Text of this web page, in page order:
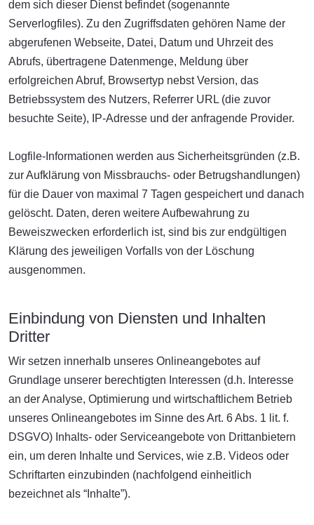
dem sich dieser Dienst befindet (sogenannte
Serverlogfiles). Zu den Zugriffsdaten gehören Name der
abgerufenen Webseite, Datei, Datum und Uhrzeit des
Abrufs, übertragene Datenmenge, Meldung über
erfolgreichen Abruf, Browsertyp nebst Version, das
Betriebssystem des Nutzers, Referrer URL (die zuvor
besuchte Seite), IP-Adresse und der anfragende Provider.
Logfile-Informationen werden aus Sicherheitsgründen (z.B.
zur Aufklärung von Missbrauchs- oder Betrugshandlungen)
für die Dauer von maximal 7 Tagen gespeichert und danach
gelöscht. Daten, deren weitere Aufbewahrung zu
Beweiszwecken erforderlich ist, sind bis zur endgültigen
Klärung des jeweiligen Vorfalls von der Löschung
ausgenommen.
Einbindung von Diensten und Inhalten
Dritter
Wir setzen innerhalb unseres Onlineangebotes auf
Grundlage unserer berechtigten Interessen (d.h. Interesse
an der Analyse, Optimierung und wirtschaftlichem Betrieb
unseres Onlineangebotes im Sinne des Art. 6 Abs. 1 lit. f.
DSGVO) Inhalts- oder Serviceangebote von Drittanbietern
ein, um deren Inhalte und Services, wie z.B. Videos oder
Schriftarten einzubinden (nachfolgend einheitlich
bezeichnet als “Inhalte”).